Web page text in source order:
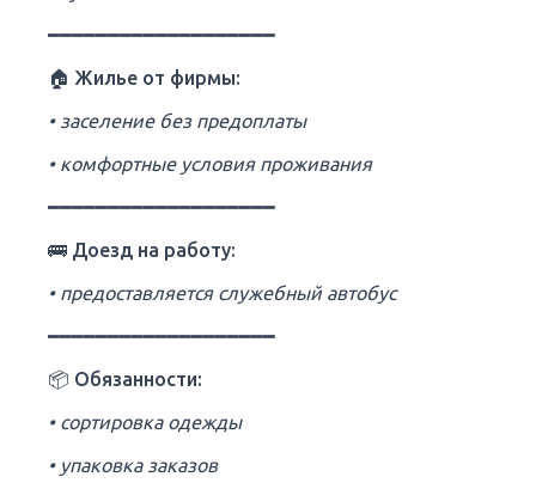
━━━━━━━━━━━━━━━━━━━
🏠 Жилье от фирмы:
• заселение без предоплаты
• комфортные условия проживания
━━━━━━━━━━━━━━━━━━━
🚌 Доезд на работу:
• предоставляется служебный автобус
━━━━━━━━━━━━━━━━━━━
📦 Обязанности:
• сортировка одежды
• упаковка заказов